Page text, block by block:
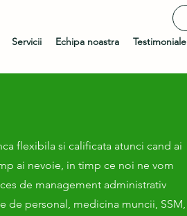
Servicii Echipa noastra Testimoniale
flexibila si calificata atunci cand ai
ai nevoie, in timp ce noi ne vom
de management administrativ
de personal, medicina muncii, SSM,